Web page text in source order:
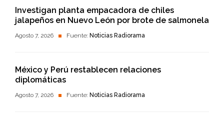
Investigan planta empacadora de chiles
jalapeños en Nuevo León por brote de salmonela
Agosto 7, 2026 Fuente: Noticias Radiorama
México y Perú restablecen relaciones
diplomáticas
Agosto 7, 2026 Fuente: Noticias Radiorama